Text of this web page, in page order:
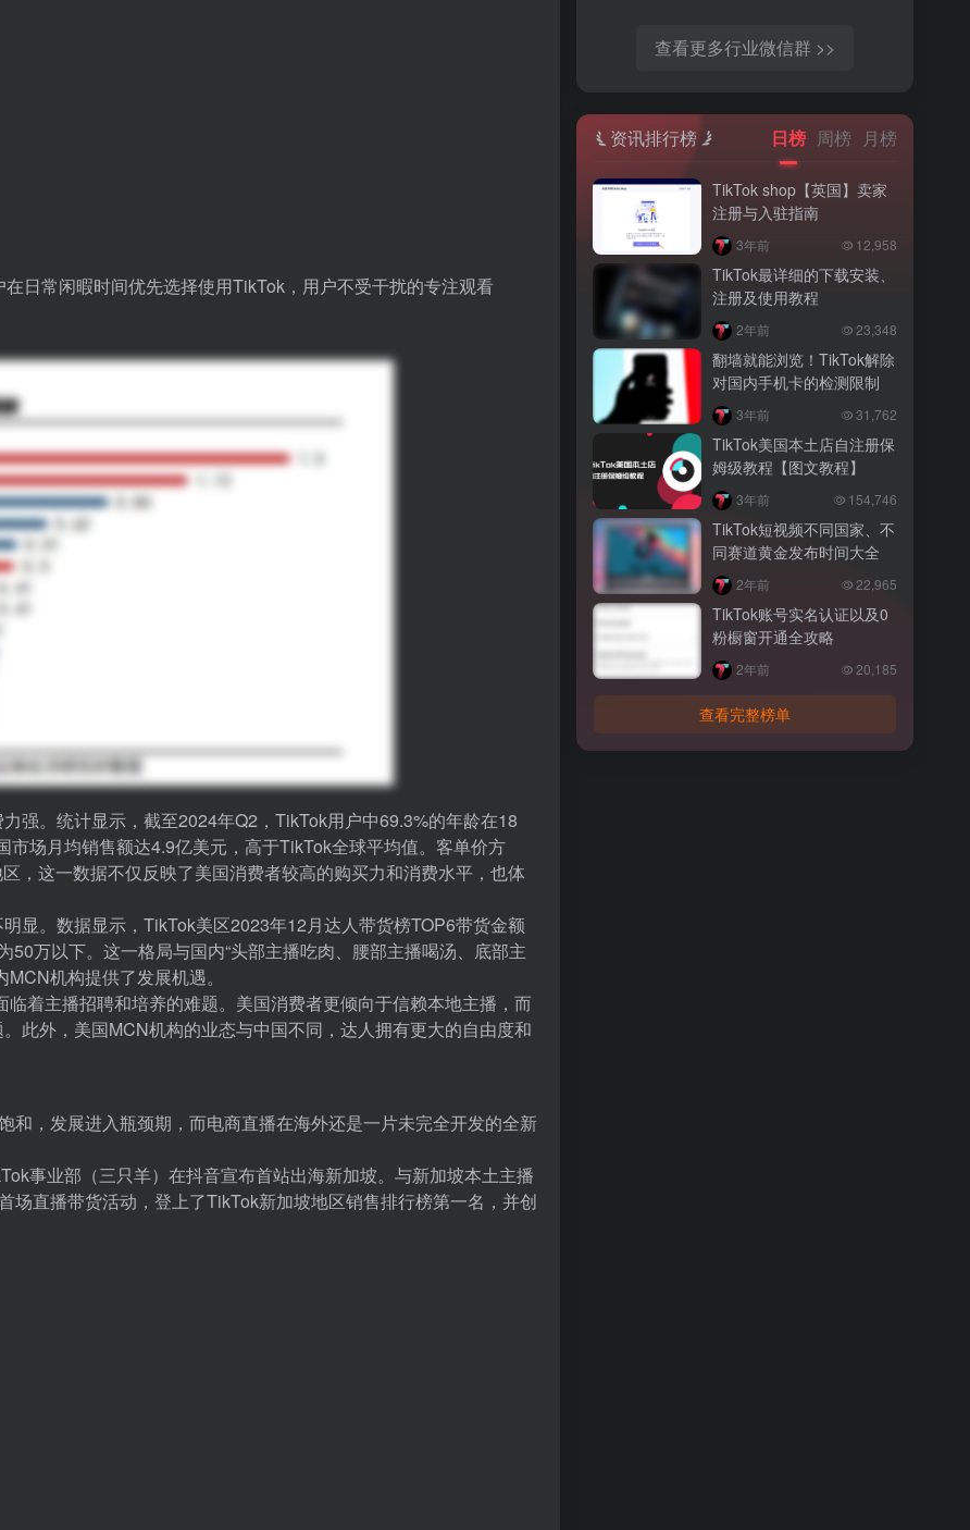
日常闲暇时间优先选择使用TikTok，用户不受干扰的专注观看
强。统计显示，截至2024年Q2，TikTok用户中69.3%的年龄在18
场月均销售额达4.9亿美元，高于TikTok全球平均值。客单价方
，这一数据不仅反映了美国消费者较高的购买力和消费水平，也体
显。数据显示，TikTok美区2023年12月达人带货榜TOP6带货金额
万以下。这一格局与国内“头部主播吃肉、腰部主播喝汤、底部主
机构提供了发展机遇。
着主播招聘和培养的难题。美国消费者更倾向于信赖本地主播，而
此外，美国MCN机构的业态与中国不同，达人拥有更大的自由度和
和，发展进入瓶颈期，而电商直播在海外还是一片未完全开发的全新
事业部（三只羊）在抖音宣布首站出海新加坡。与新加坡本土主播
直播带货活动，登上了TikTok新加坡地区销售排行榜第一名，并创
查看更多行业微信群 >>
资讯排行榜 日榜 周榜 月榜
TikTok shop【英国】卖家
注册与入驻指南
3年前 12,958
TikTok最详细的下载安装、
注册及使用教程
2年前 23,348
翻墙就能浏览！TikTok解除
对国内手机卡的检测限制
3年前 31,762
TikTok美国本土店自注册保
姆级教程【图文教程】
3年前 154,746
TikTok短视频不同国家、不
同赛道黄金发布时间大全
2年前 22,965
TikTok账号实名认证以及0
粉橱窗开通全攻略
2年前 20,185
查看完整榜单